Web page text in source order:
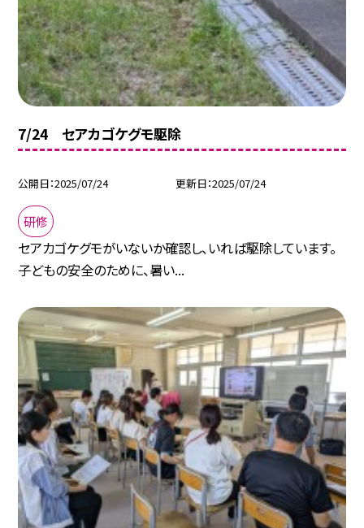
7/24 セアカゴケグモ駆除
公開日 2025/07/24 更新日 2025/07/24
研修
セアカゴケグモがいないか確認し、いれば駆除しています。
子どもの安全のために、暑い...